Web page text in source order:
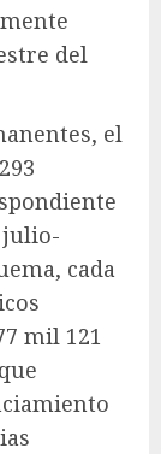
del
el
julio-
cada
mil 121